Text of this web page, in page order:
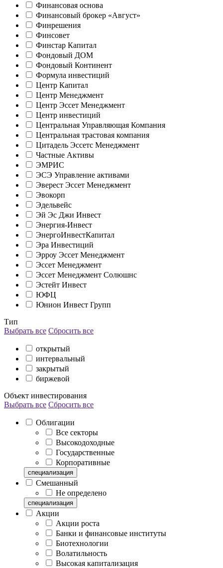
Финансовая основа
Финансовый брокер «Август»
Финрешения
Финсовет
Финстар Капитал
Фондовый ДОМ
Фондовый Континент
Формула инвестиций
Центр Капитал
Центр Менеджмент
Центр Эссет Менеджмент
Центр инвестиций
Центральная Управляющая Компания
Центральная трастовая компания
Цитадель Эссетс Менеджмент
Частные Активы
ЭМРИС
ЭСЭ Управление активами
Эверест Эссет Менеджмент
Эвокорп
Эдельвейс
Эй Эс Джи Инвест
Энергия-Инвест
ЭнергоИнвестКапитал
Эра Инвестиций
Эрроу Эссет Менеджмент
Эссет Менеджмент
Эссет Менеджмент Солюшнс
Эстейт Инвест
ЮФЦ
Юнион Инвест Групп
Тип
Выбрать все Сбросить все
открытый
интервальный
закрытый
биржевой
Объект инвестирования
Выбрать все Сбросить все
Облигации
Все секторы
Высокодоходные
Государственные
Корпоративные
специализация
Смешанный
Не определено
специализация
Акции
Акции роста
Банки и финансовые институты
Биотехнологии
Волатильность
Высокая капитализация